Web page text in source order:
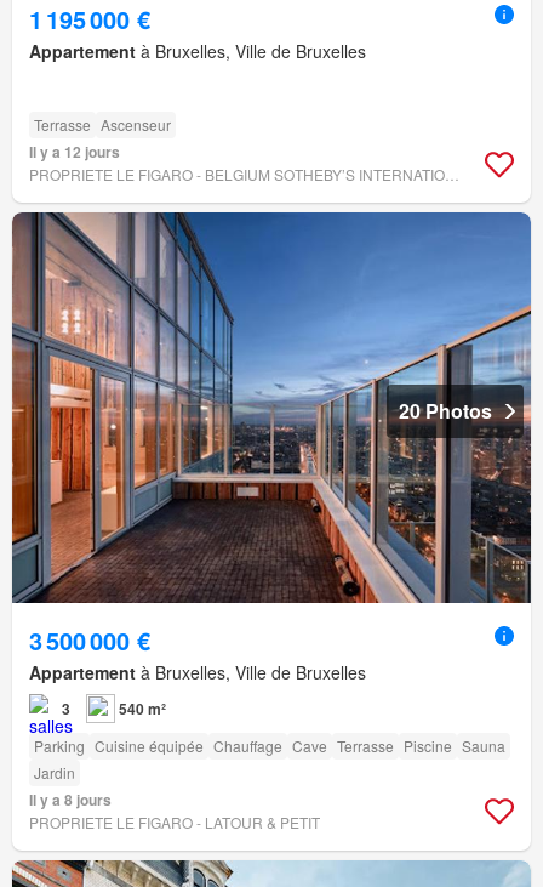
1 195 000 €
Appartement à Bruxelles, Ville de Bruxelles
Terrasse Ascenseur
Il y a 12 jours
20 Photos
3 500 000 €
Appartement à Bruxelles, Ville de Bruxelles
3 540 m²
Parking Cuisine équipée Chauffage Cave Terrasse Piscine Sauna
Jardin
Il y a 8 jours
PROPRIETE LE FIGARO - LATOUR & PETIT